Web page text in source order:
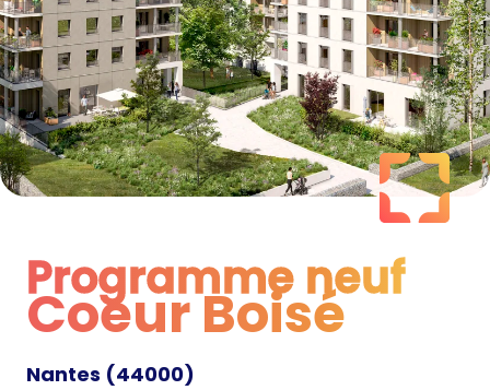
Programme neuf
Programme neuf
Coeur Boisé
Nantes (44000)